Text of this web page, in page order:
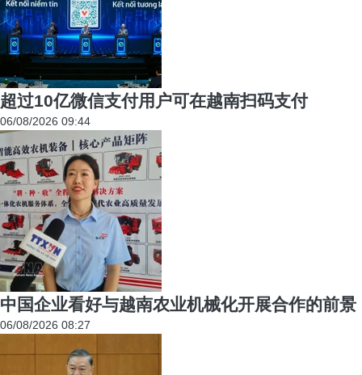
超过10亿微信支付用户可在越南扫码支付
06/08/2026 09:44
中国企业看好与越南农业机械化开展合作的前景
06/08/2026 08:27